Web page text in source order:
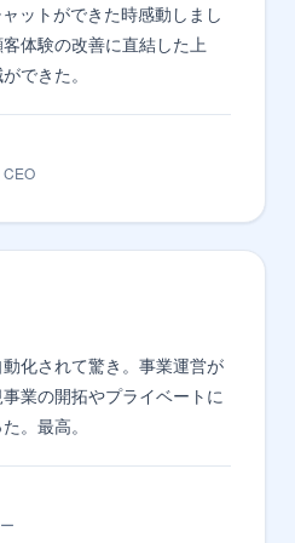
ットができた時感動しまし
体験の改善に直結した上
できた。
CEO
化されて驚き。事業運営が
業の開拓やプライベートに
。最高。